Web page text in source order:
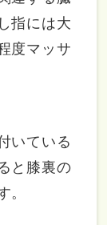
指には大
度マッサ
いている
と膝裏の
。